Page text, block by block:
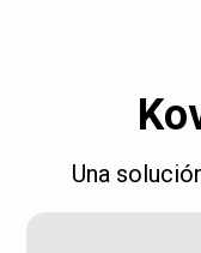
Una